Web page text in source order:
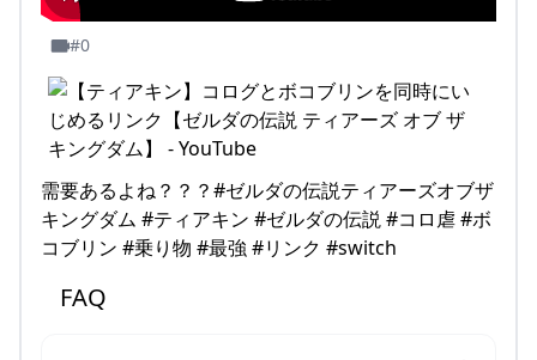
#0
需要あるよね？？？#ゼルダの伝説ティアーズオブザ
キングダム #ティアキン #ゼルダの伝説 #コロ虐 #ボ
コブリン #乗り物 #最強 #リンク #switch
FAQ